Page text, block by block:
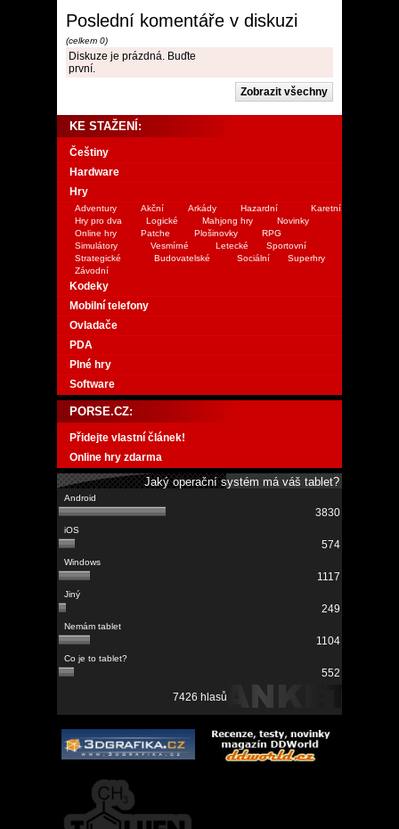
Poslední komentáře v diskuzi
(celkem 0)
Diskuze je prázdná. Buďte
první.
KE STAŽENÍ:
Češtiny
Hardware
Hry
Adventury Akční Arkády Hazardní
Karetní
Hry pro dva
Logické Mahjong hry
Novinky
Online hry
Patche Plošinovky
RPG
Simulátory
Vesmírné Letecké
Sportovní
Strategické
Budovatelské Sociální
Superhry
Závodní
Kodeky
Mobilní telefony
Ovladače
PDA
Plné hry
Software
PORSE.CZ:
Přidejte vlastní článek!
Online hry zdarma
Jaký operační systém má váš tablet?
3830
574
1117
249
1104
552
7426 hlasů